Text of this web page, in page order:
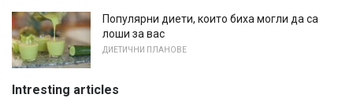
Популярни диети, които биха могли да са
лоши за вас
ДИЕТИЧНИ ПЛАНОВЕ
Intresting articles